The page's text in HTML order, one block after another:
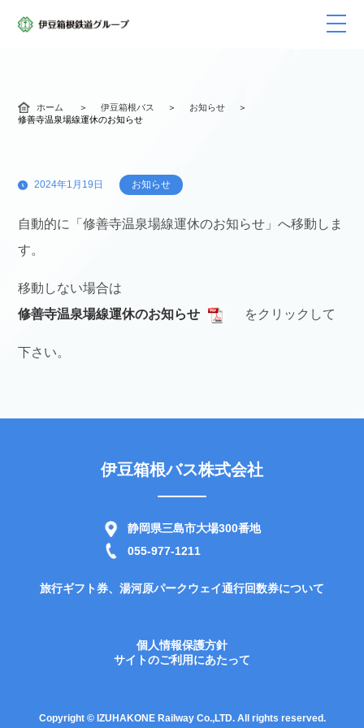
ホーム 伊豆箱根バス
お知らせ
修善寺温泉場線運休のお知らせ
2024年1月19日 お知らせ
自動的に「修善寺温泉場線運休のお知らせ」へ移動しま
す。
移動しない場合は
修善寺温泉場線運休のお知らせ
をクリックして
下さい。
伊豆箱根バス株式会社
静岡県三島市大場300番地
055-977-1211
旅行ギフト券、湯河原パークウェイ通行回数券について
個人情報保護方針
サイトのご利用にあたって
Copyright © IZUHAKONE Railway Co.,LTD. All rights reserved.